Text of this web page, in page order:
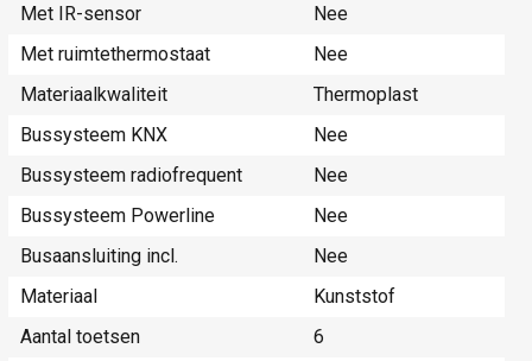
Met IR-sensor
Nee
Met ruimtethermostaat
Nee
Materiaalkwaliteit
Thermoplast
Bussysteem KNX
Nee
Bussysteem radiofrequent
Nee
Bussysteem Powerline
Nee
Busaansluiting incl.
Nee
Materiaal
Kunststof
Aantal toetsen
6